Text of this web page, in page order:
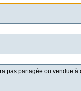
pas partagée ou vendue à